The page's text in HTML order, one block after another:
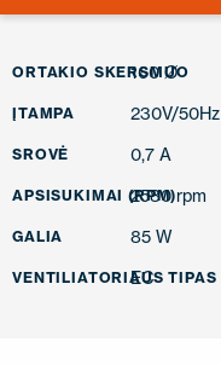
ORTAKIO SKERSMUO
160 Ø
ĮTAMPA 230V/50Hz
SROVĖ 0,7 A
APSISUKIMAI (RPM)
2580 rpm
GALIA 85 W
VENTILIATORIAUS TIPAS
EC